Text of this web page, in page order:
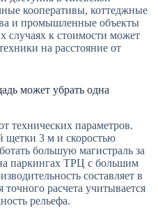
кооперативы, коттеджные
и промышленные объекты
случаях к стоимости может
на расстояние от
может убрать одна
технических параметров.
3 м и скоростью
большую магистраль за
паркингах ТРЦ с большим
составляет в
расчета учитывается
рельефа.